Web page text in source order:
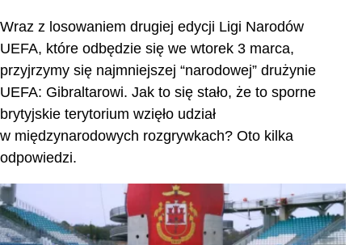
Wraz z losowaniem drugiej edycji Ligi Narodów
UEFA, które odbędzie się we wtorek 3 marca,
przyjrzymy się najmniejszej “narodowej” drużynie
UEFA: Gibraltarowi. Jak to się stało, że to sporne
brytyjskie terytorium wzięło udział
w międzynarodowych rozgrywkach? Oto kilka
odpowiedzi.